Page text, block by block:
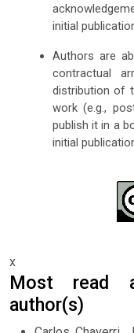
initial
Authors are
contractual
distribution of
work (e.g.,
publish it in a
initial
x
Most read
author(s)